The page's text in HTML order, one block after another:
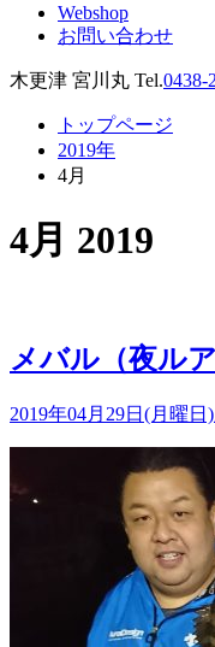
Webshop
お問い合わせ
木更津 宮川丸 Tel.0438-
トップページ
2019年
4月
4月 2019
メバル（夜ル
2019年04月29日(月曜日)